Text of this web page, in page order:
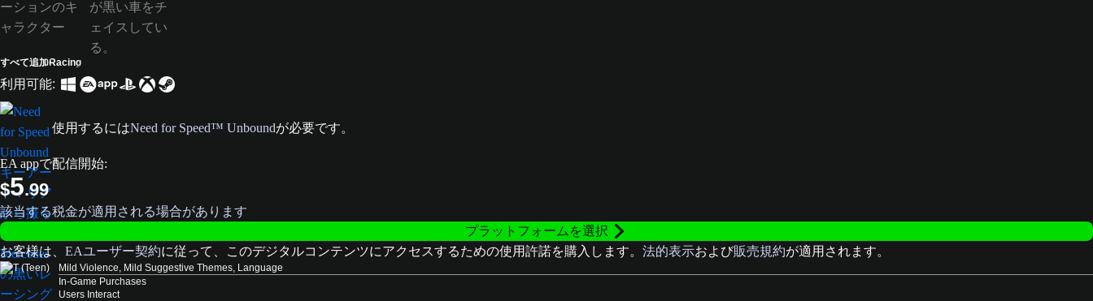
すべて追加Racing
利用可能:
使用するにはNeed for Speed™ Unboundが必要です。
EA appで配信開始:
$5.99
該当する税金が適用される場合があります
プラットフォームを選択
お客様は、 EAユーザー契約に従って、このデジタルコンテンツにアクセスするための使用許諾を購入します。 法的表示および販売規約が適用されます。
Mild Violence, Mild Suggestive Themes, Language
In-Game Purchases
Users Interact